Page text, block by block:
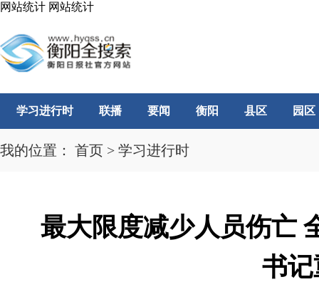
网站统计 网站统计
学习进行时 联播 要闻 衡阳 县区 园区
我的位置： 首页 > 学习进行时
最大限度减少人员伤亡
书